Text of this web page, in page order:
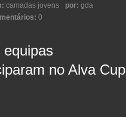
camadas jovens por: gda
0
equipas
no Alva Cup